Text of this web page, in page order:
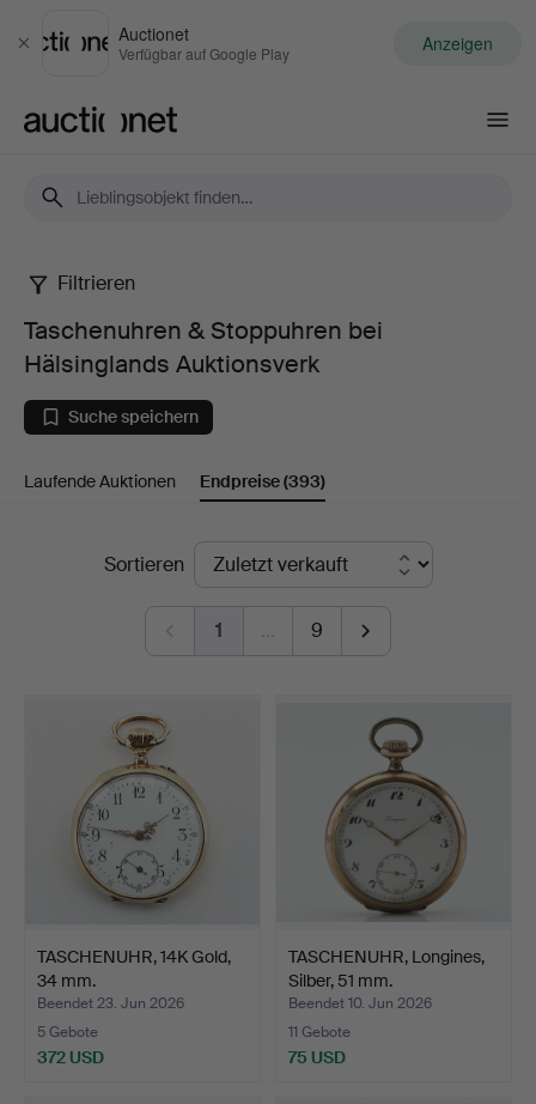
Schließen
Auctionet
Verfügbar auf Google Play Anzeigen
Taschenuhren
Stoppuhren
bei
Auktionsverk
Filtrieren
Taschenuhren & Stoppuhren bei
Hälsinglands Auktionsverk
Suche speichern
Laufende Auktionen Endpreise(393)
EndpreiseSortieren
1 … 9
TASCHENUHR, 14K Gold,
34 mm.
Beendet 23. Jun 2026
5 Gebote
372 USD
TASCHENUHR, Longines,
Silber, 51 mm.
Beendet 10. Jun 2026
11 Gebote
75 USD